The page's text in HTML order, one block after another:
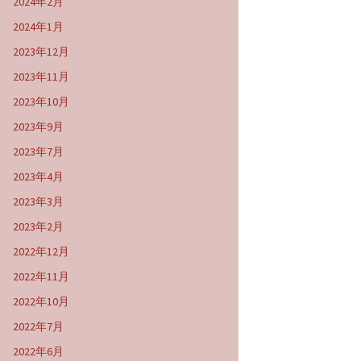
2024年1月
2023年12月
2023年11月
2023年10月
2023年9月
2023年7月
2023年4月
2023年3月
2023年2月
2022年12月
2022年11月
2022年10月
2022年7月
2022年6月